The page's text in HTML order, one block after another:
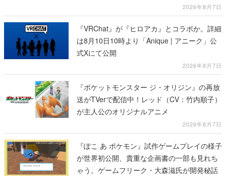
2026年8月7日
『VRChat』が『ヒロアカ』とコラボか。詳細
は8月10日10時より「Anique | アニーク」公
式Xにて公開
2026年8月7日
『ポケットモンスター ジ・オリジン』の再放
送がTVerで配信中！レッド（CV：竹内順子）
が主人公のオリジナルアニメ
2026年8月7日
『ぽこ あ ポケモン』試作ゲームプレイの様子
が世界初公開、貴重な企画書の一部も見れち
ゃう。ゲームフリーク・大森滋氏が開発秘話